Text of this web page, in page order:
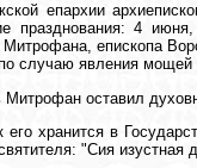
епархии
празднования: 4 июня,
Митрофана, епископа
случаю явления мощей
Митрофан оставил
его хранится в
"Сия